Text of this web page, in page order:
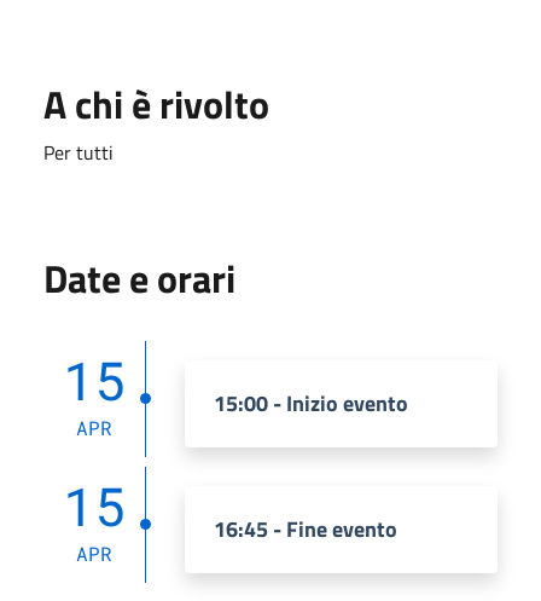
A chi è rivolto
Per tutti
Date e orari
15
APR
15:00 - Inizio evento
15
APR
16:45 - Fine evento